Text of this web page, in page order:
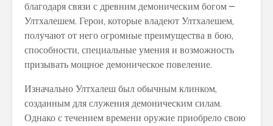
благодаря связи с древним демоническим богом –
Ултхалешем. Герои, которые владеют Ултхалешем,
получают от него огромные преимущества в бою,
способности, специальные умения и возможность
призывать мощное демоническое повеление.
Изначально Ултхалеш был обычным клинком,
созданным для служения демоническим силам.
Однако с течением времени оружие приобрело свою